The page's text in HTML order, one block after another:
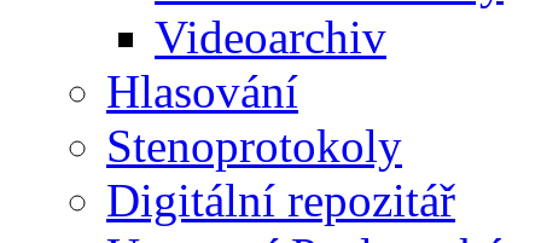
Videoarchiv
Hlasování
Stenoprotokoly
Digitální repozitář